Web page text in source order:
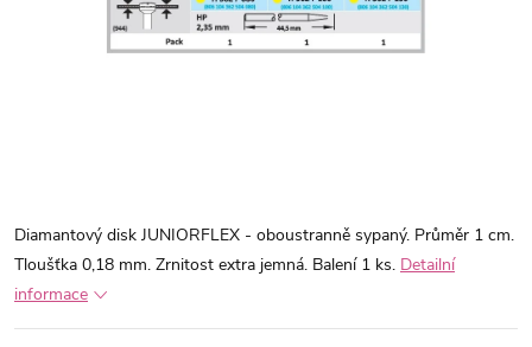
Diamantový disk JUNIORFLEX - oboustranně sypaný. Průměr 1 cm.
Tloušťka 0,18 mm. Zrnitost extra jemná. Balení 1 ks. Detailní
informace